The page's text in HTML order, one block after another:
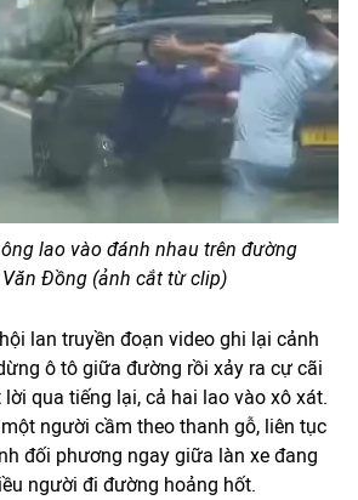
lao vào đánh nhau trên đường
Đồng (ảnh cắt từ clip)
lan truyền đoạn video ghi lại cảnh
ô tô giữa đường rồi xảy ra cự cãi
qua tiếng lại, cả hai lao vào xô xát.
người cầm theo thanh gỗ, liên tục
đối phương ngay giữa làn xe đang
người đi đường hoảng hốt.